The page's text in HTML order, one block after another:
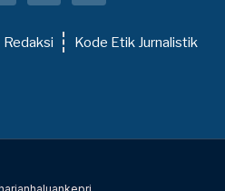
Redaksi Kode Etik Jurnalistik